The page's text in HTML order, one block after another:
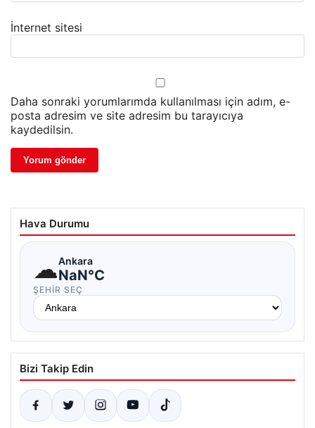
İnternet sitesi
Daha sonraki yorumlarımda kullanılması için adım, e-
posta adresim ve site adresim bu tarayıcıya
kaydedilsin.
Hava Durumu
☁Ankara
NaN°C
ŞEHIR SEÇ
Bizi Takip Edin